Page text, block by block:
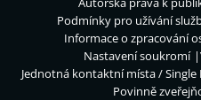
Podmínky pro užívání
Informace o zpracování
Nastavení soukromí
Jednotná kontaktní místa /
Povinně